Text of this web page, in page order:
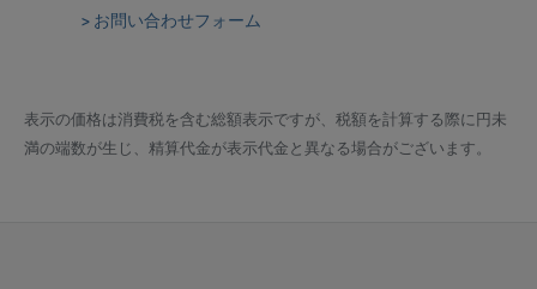
> お問い合わせフォーム
表示の価格は消費税を含む総額表示ですが、税額を計算する際に円未
満の端数が生じ、精算代金が表示代金と異なる場合がございます。